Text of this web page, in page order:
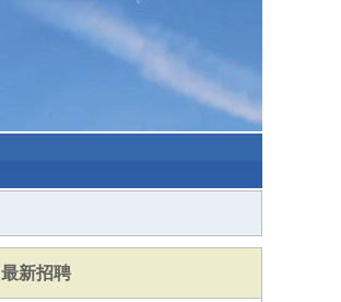
最新招聘